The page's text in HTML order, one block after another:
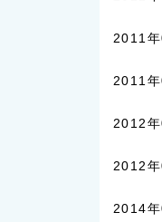
2011
2011
2012
2012
2014